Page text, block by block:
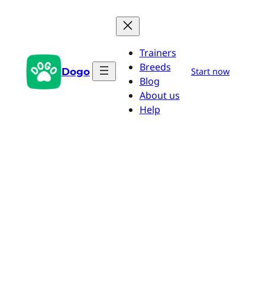
conteúdo Dogo
Trainers
Breeds
Blog
About us
Help
Start now